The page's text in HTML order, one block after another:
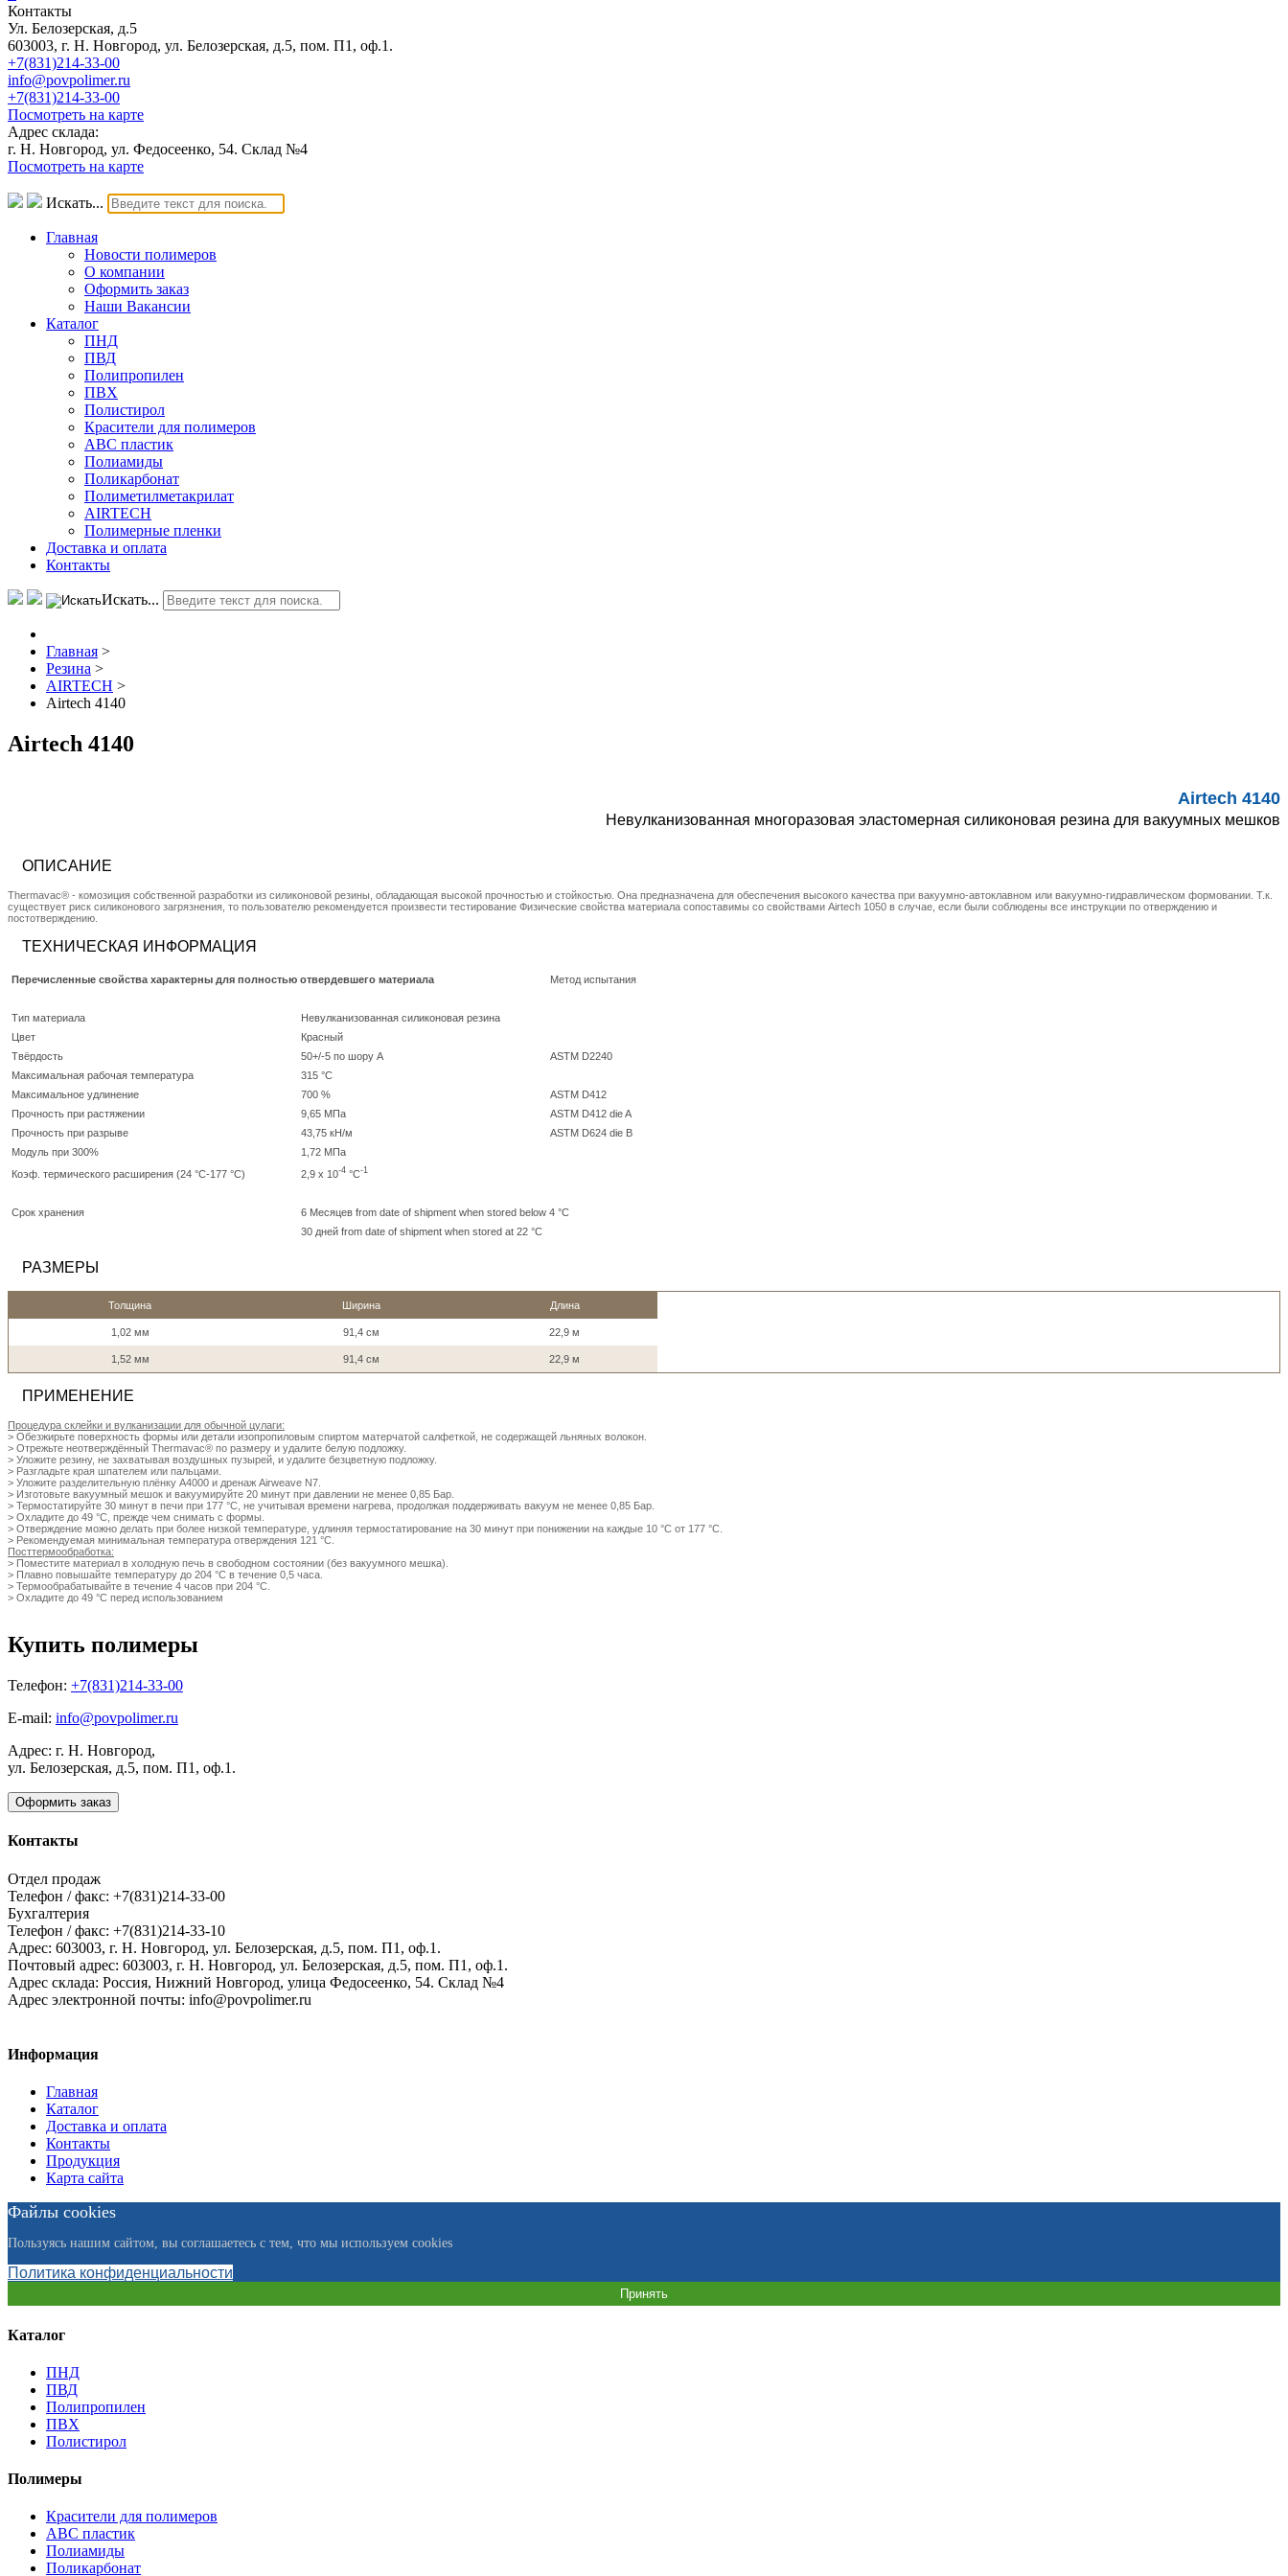
Контакты
Ул. Белозерская, д.5
603003, г. Н. Новгород, ул. Белозерская, д.5, пом. П1, оф.1.
+7(831)214-33-00
info@povpolimer.ru
+7(831)214-33-00
Посмотреть на карте
Адрес склада:
г. Н. Новгород, ул. Федосеенко, 54. Склад №4
Посмотреть на карте
Искать...
Главная
Новости полимеров
О компании
Оформить заказ
Наши Вакансии
Каталог
ПНД
ПВД
Полипропилен
ПВХ
Полистирол
Красители для полимеров
АВС пластик
Полиамиды
Поликарбонат
Полиметилметакрилат
AIRTECH
Полимерные пленки
Доставка и оплата
Контакты
Искать...
Главная >
Резина >
AIRTECH >
Airtech 4140
Airtech 4140
Airtech 4140
Невулканизованная многоразовая эластомерная силиконовая резина для вакуумных мешков
ОПИСАНИЕ
Thermavac® - комозиция собственной разработки из силиконовой резины, обладающая высокой прочностью и стойкостью. Она предназначена для обеспечения высокого качества при вакуумно-автоклавном или вакуумно-гидравлическом формовании. Т.к.
существует риск силиконового загрязнения, то пользователю рекомендуется произвести тестирование Физические свойства материала сопоставимы со свойствами Airtech 1050 в случае, если были соблюдены все инструкции по отверждению и
постотверждению.
ТЕХНИЧЕСКАЯ ИНФОРМАЦИЯ
Перечисленные свойства характерны для полностью отвердевшего материала Метод испытания
Тип материала
Невулканизованная силиконовая резина
Цвет
Красный
Твёрдость
50+/-5 по шору A
ASTM D2240
Максимальная рабочая температура
315 °C
Максимальное удлинение
700 %
ASTM D412
Прочность при растяжении
9,65 МПа
ASTM D412 die A
Прочность при разрыве
43,75 кН/м
ASTM D624 die B
Модуль при 300%
1,72 МПа
Коэф. термического расширения (24 °C-177 °C)
2,9 x 10-4 °C-1
Срок хранения
6 Месяцев from date of shipment when stored below 4 °C
30 дней from date of shipment when stored at 22 °C
РАЗМЕРЫ
Толщина Ширина Длина
1,02 мм 91,4 см 22,9 м
1,52 мм 91,4 см 22,9 м
ПРИМЕНЕНИЕ
Процедура склейки и вулканизации для обычной цулаги:
> Обезжирьте поверхность формы или детали изопропиловым спиртом матерчатой салфеткой, не содержащей льняных волокон.
> Отрежьте неотверждённый Thermavac® по размеру и удалите белую подложку.
> Уложите резину, не захватывая воздушных пузырей, и удалите безцветную подложку.
> Разгладьте края шпателем или пальцами.
> Уложите разделительную плёнку A4000 и дренаж Airweave N7.
> Изготовьте вакуумный мешок и вакуумируйте 20 минут при давлении не менее 0,85 Бар.
> Термостатируйте 30 минут в печи при 177 °C, не учитывая времени нагрева, продолжая поддерживать вакуум не менее 0,85 Бар.
> Охладите до 49 °C, прежде чем снимать с формы.
> Отверждение можно делать при более низкой температуре, удлиняя термостатирование на 30 минут при понижении на каждые 10 °C от 177 °C.
> Рекомендуемая минимальная температура отверждения 121 °C.
Посттермообработка:
> Поместите материал в холодную печь в свободном состоянии (без вакуумного мешка).
> Плавно повышайте температуру до 204 °C в течение 0,5 часа.
> Термообрабатывайте в течение 4 часов при 204 °C.
> Охладите до 49 °C перед использованием
Купить полимеры
Телефон: +7(831)214-33-00
E-mail: info@povpolimer.ru
Адрес: г. Н. Новгород,
ул. Белозерская, д.5, пом. П1, оф.1.
Оформить заказ
Контакты
Отдел продаж
Телефон / факс: +7(831)214-33-00
Бухгалтерия
Телефон / факс: +7(831)214-33-10
Адрес: 603003, г. Н. Новгород, ул. Белозерская, д.5, пом. П1, оф.1.
Почтовый адрес: 603003, г. Н. Новгород, ул. Белозерская, д.5, пом. П1, оф.1.
Адрес склада: Россия, Нижний Новгород, улица Федосеенко, 54. Склад №4
Адрес электронной почты: info@povpolimer.ru
Информация
Главная
Каталог
Доставка и оплата
Контакты
Продукция
Карта сайта
Файлы cookies
Пользуясь нашим сайтом, вы соглашаетесь с тем, что мы используем cookies
Политика конфиденциальности
Принять
Каталог
ПНД
ПВД
Полипропилен
ПВХ
Полистирол
Полимеры
Красители для полимеров
АВС пластик
Полиамиды
Поликарбонат